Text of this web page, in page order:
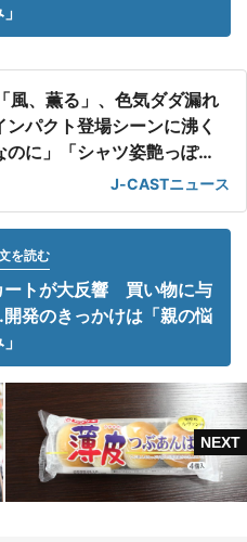
風、薫る」、色気ダダ漏れ
パクト登場シーンに沸く
のに」「シャツ姿艶っぽ
J-CASTニュース
を読む
ートが大反響 買い物に与
発のきっかけは「親の悩